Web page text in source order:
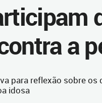
a
para reflexão sobre
idosa